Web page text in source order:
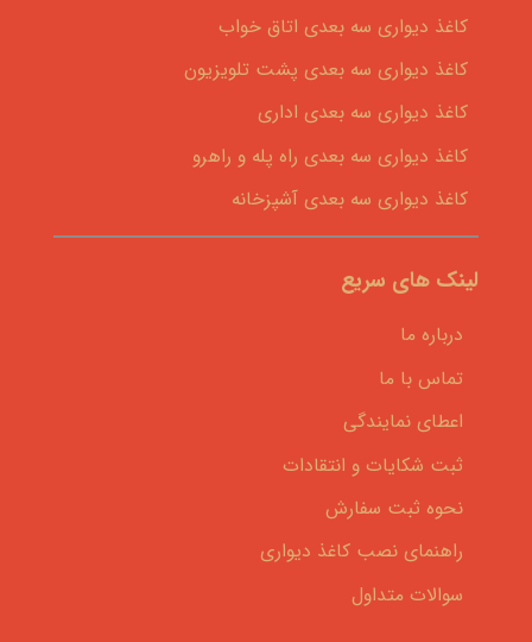
کاغذ دیواری سه بعدی اتاق خواب
کاغذ دیواری سه بعدی پشت تلویزیون
کاغذ دیواری سه بعدی اداری
کاغذ دیواری سه بعدی راه پله و راهرو
کاغذ دیواری سه بعدی آشپزخانه
لینک های سریع
درباره ما
تماس با ما
اعطای نمایندگی
ثبت شکایات و انتقادات
نحوه ثبت سفارش
راهنمای نصب کاغذ دیواری
سوالات متداول